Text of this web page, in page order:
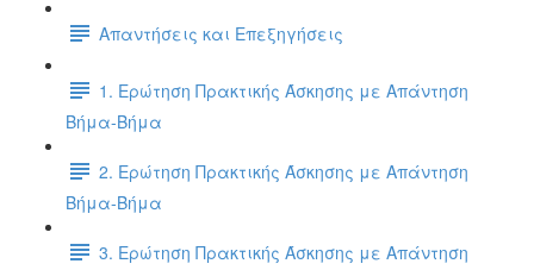
Απαντήσεις και Επεξηγήσεις
1. Ερώτηση Πρακτικής Άσκησης με Απάντηση
Βήμα-Βήμα
2. Ερώτηση Πρακτικής Άσκησης με Απάντηση
Βήμα-Βήμα
3. Ερώτηση Πρακτικής Άσκησης με Απάντηση